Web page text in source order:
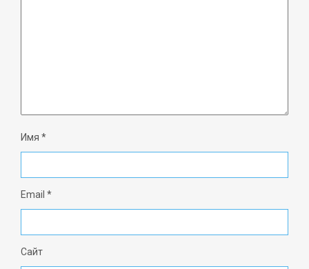
Имя *
Email *
Сайт